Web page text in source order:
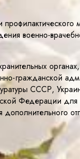
военно-
органах,
гражданской
СССР,
Федерации для